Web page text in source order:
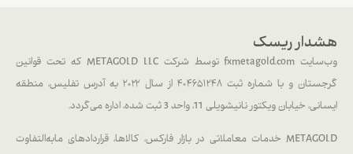
هشدار ریسک
وب‌سایت fxmetagold.com توسط شرکت METAGOLD LLC که تحت قوانین
گرجستان و با شماره ثبت ۴۰۴۶۵۱۲۴۸ از سال ۲۰۲۲ به آدرس تفلیس، منطقه
ایسانی، خیابان ویکتور نانیشویلی 11، واحد 3 ثبت شده، اداره می‌گردد.
METAGOLD خدمات معاملاتی در بازار فارکس، کالاها، قراردادهای مابه‌التفاوت